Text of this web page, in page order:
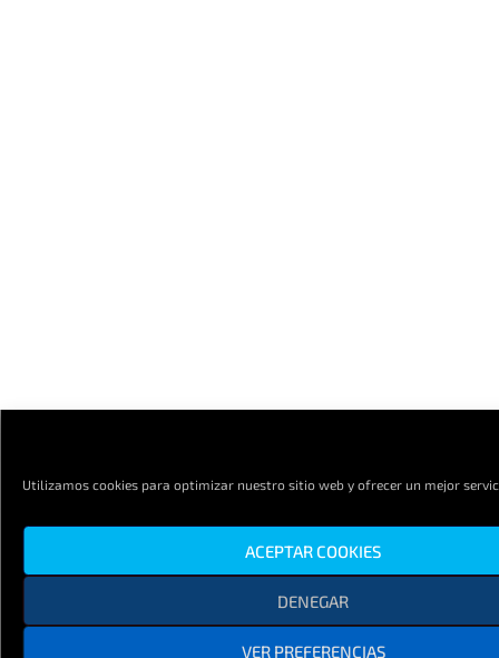
Utilizamos cookies para optimizar nuestro sitio web y ofrecer un mejor
ACEPTAR COOKIES
DENEGAR
VER PREFERENCIAS